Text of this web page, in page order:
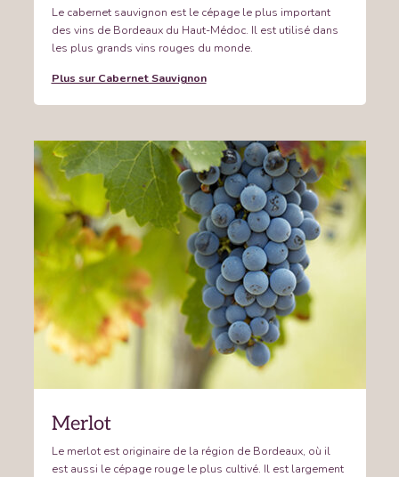
Le cabernet sauvignon est le cépage le plus important
des vins de Bordeaux du Haut-Médoc. Il est utilisé dans
les plus grands vins rouges du monde.
Plus sur Cabernet Sauvignon
Merlot
Le merlot est originaire de la région de Bordeaux, où il
est aussi le cépage rouge le plus cultivé. Il est largement